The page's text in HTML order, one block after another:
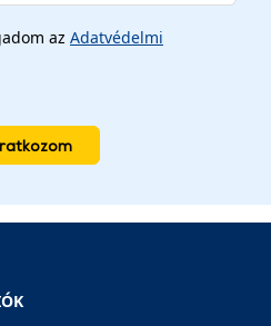
az Adatvédelmi